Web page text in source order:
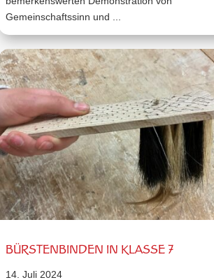
Gemeinschaftssinn und ...
BÜRSTENBINDEN IN KLASSE 7
14. Juli 2024